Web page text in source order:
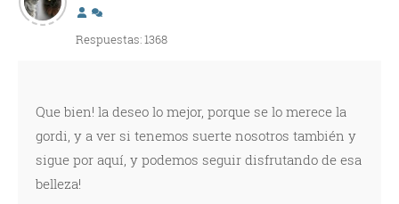
Respuestas: 1368
Que bien! la deseo lo mejor, porque se lo merece la
gordi, y a ver si tenemos suerte nosotros también y
sigue por aquí, y podemos seguir disfrutando de esa
belleza!